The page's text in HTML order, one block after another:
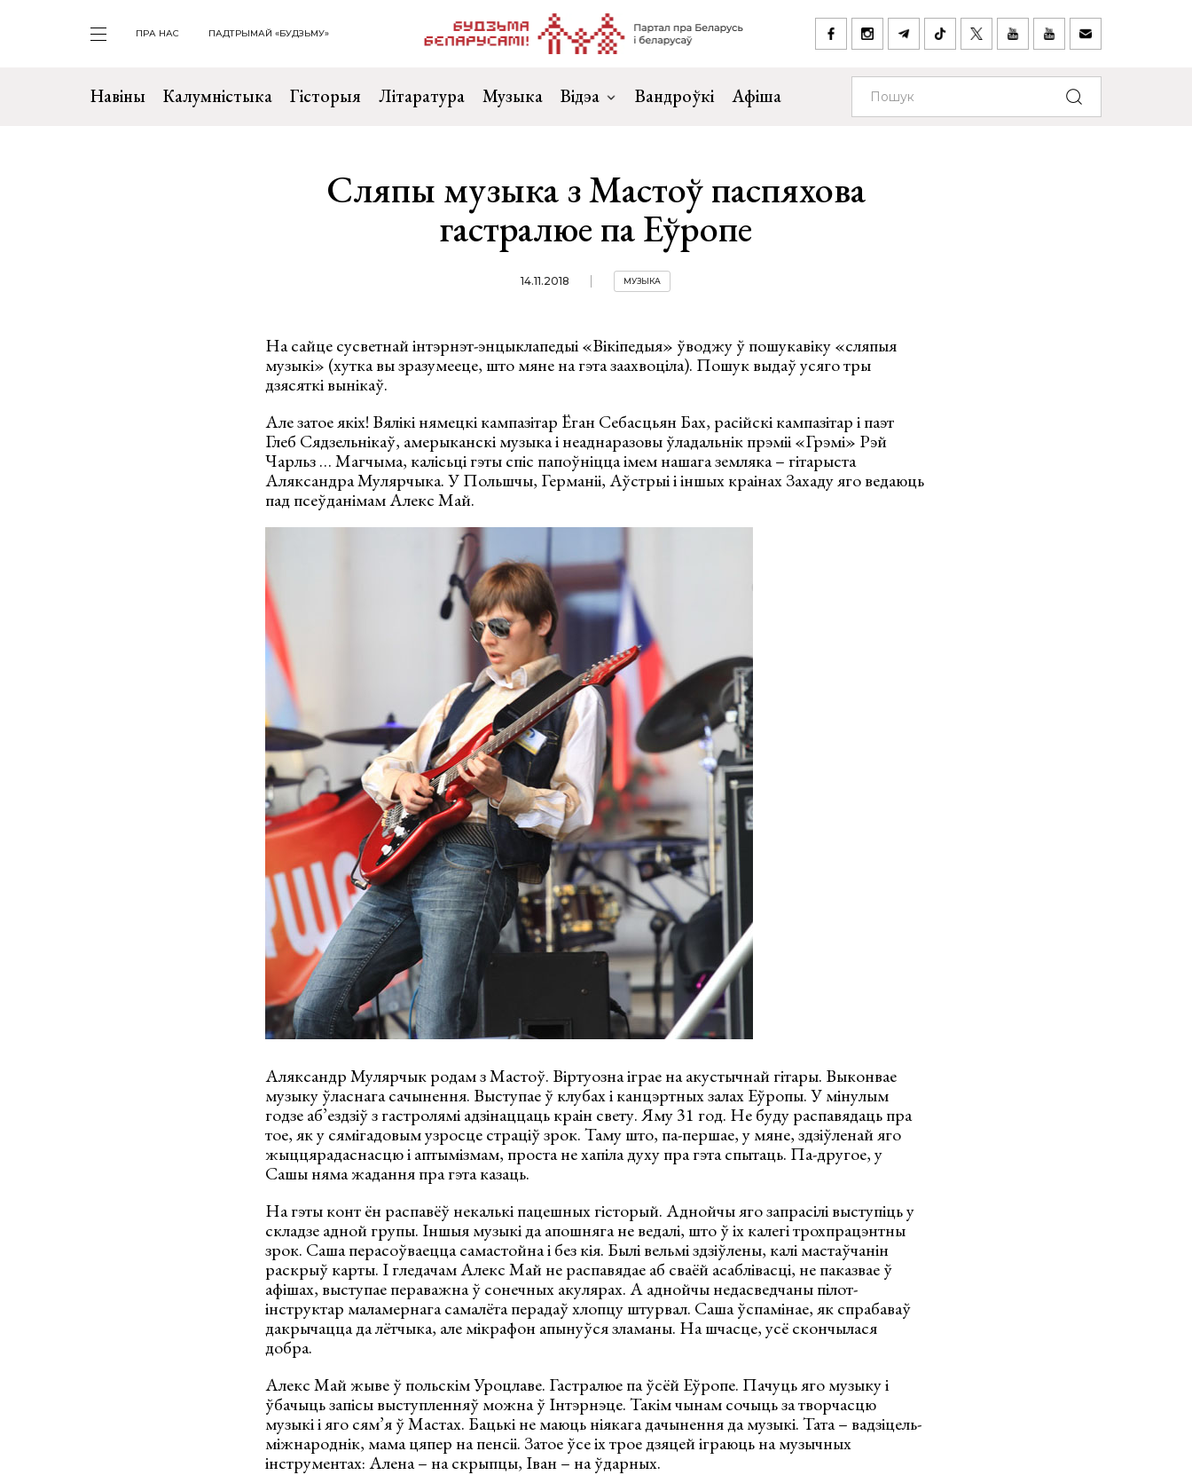
ПРА НАС ПАДТРЫМАЙ «БУДЗЬМУ»
Навіны Калумністыка Гісторыя Літаратура Музыка Відэа Вандроўкі Афіша
Сляпы музыка з Мастоў паспяхова
гастралюе па Еўропе
14.11.2018 МУЗЫКА
На сайце сусветнай інтэрнэт-энцыклапедыі «Вікіпедыя» ўводжу ў пошукавіку «сляпыя
музыкі» (хутка вы зразумееце, што мяне на гэта заахвоціла). Пошук выдаў усяго тры
дзясяткі вынікаў.
Але затое якіх! Вялікі нямецкі кампазітар Ёган Себасцьян Бах, расійскі кампазітар і паэт
Глеб Сядзельнікаў, амерыканскі музыка і неаднаразовы ўладальнік прэміі «Грэмі» Рэй
Чарльз … Магчыма, калісьці гэты спіс папоўніцца імем нашага земляка – гітарыста
Аляксандра Мулярчыка. У Польшчы, Германіі, Аўстрыі і іншых краінах Захаду яго ведаюць
пад псеўданімам Алекс Май.
Аляксандр Мулярчык родам з Мастоў. Віртуозна іграе на акустычнай гітары. Выконвае
музыку ўласнага сачынення. Выступае ў клубах і канцэртных залах Еўропы. У мінулым
годзе аб’ездзіў з гастролямі адзінаццаць краін свету. Яму 31 год. Не буду распавядаць пра
тое, як у сямігадовым узросце страціў зрок. Таму што, па-першае, у мяне, здзіўленай яго
жыццярадаснасцю і аптымізмам, проста не хапіла духу пра гэта спытаць. Па-другое, у
Сашы няма жадання пра гэта казаць.
На гэты конт ён распавёў некалькі пацешных гісторый. Аднойчы яго запрасілі выступіць у
складзе адной групы. Іншыя музыкі да апошняга не ведалі, што ў іх калегі трохпрацэнтны
зрок. Саша перасоўваецца самастойна і без кія. Былі вельмі здзіўлены, калі мастаўчанін
раскрыў карты. І гледачам Алекс Май не распавядае аб сваёй асаблівасці, не паказвае ў
афішах, выступае пераважна ў сонечных акулярах. А аднойчы недасведчаны пілот-
інструктар маламернага самалёта перадаў хлопцу штурвал. Саша ўспамінае, як спрабаваў
дакрычацца да лётчыка, але мікрафон апынуўся зламаны. На шчасце, усё скончылася
добра.
Алекс Май жыве ў польскім Уроцлаве. Гастралюе па ўсёй Еўропе. Пачуць яго музыку і
ўбачыць запісы выступленняў можна ў Інтэрнэце. Такім чынам сочыць за творчасцю
музыкі і яго сям’я ў Мастах. Бацькі не маюць ніякага дачынення да музыкі. Тата – вадзіцель-
міжнароднік, мама цяпер на пенсіі. Затое ўсе іх трое дзяцей іграюць на музычных
інструментах: Алена – на скрыпцы, Іван – на ўдарных.